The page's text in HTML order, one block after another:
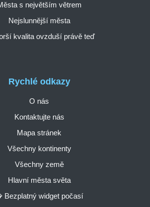
Rychlé odkazy
O nás
Kontaktujte nás
Mapa stránek
Všechny kontinenty
Všechny země
Hlavní města světa
Bezplatný widget počasí
s největším větrem
Nejslunnější města
kvalita ovzduší právě teď